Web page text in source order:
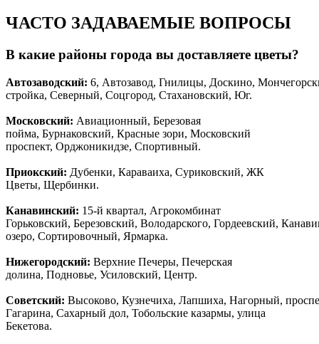
ЧАСТО ЗАДАВАЕМЫЕ ВОПРОСЫ
В какие районы города вы доставляете цветы?
Автозаводский: 6, Автозавод, Гнилицы, Доскино,
стройка, Северный, Соцгород, Стахановский, Юг.
Московский: Авиационный, Березовая
пойма, Бурнаковский, Красные зори, Московский
проспект, Орджоникидзе, Спортивный.
Приокский: Дубенки, Караваиха, Суриковский, ЖК
Цветы, Щербинки.
Канавинский: 15-й квартал, Агрокомбинат
Горьковский, Березовский, Володарского, Гордеевский,
озеро, Сортировочный, Ярмарка.
Нижегородский: Верхние Печеры, Печерская
долина, Подновье, Усиловский, Центр.
Советский: Высоково, Кузнечиха, Лапшиха, Нагорный,
Гагарина, Сахарный дол, Тобольские казармы, улица
Бекетова.